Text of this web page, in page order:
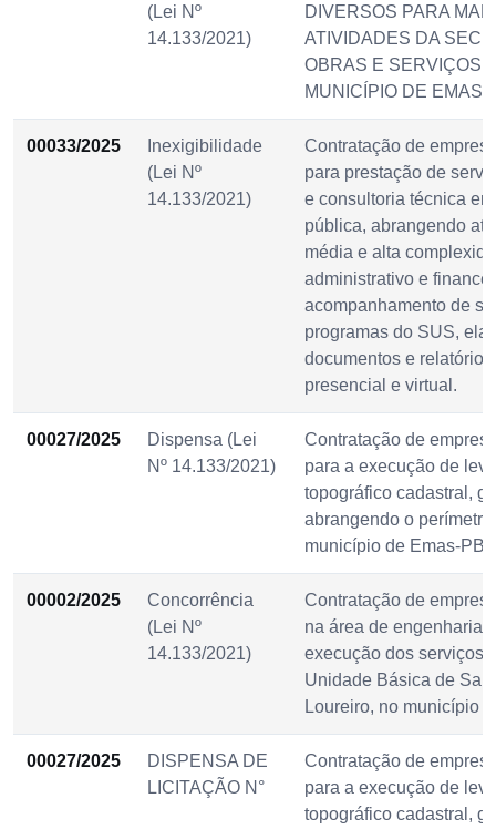
(Lei Nº
14.133/2021)
DIVERSOS PARA
ATIVIDADES DA
OBRAS E SERVIÇOS
MUNICÍPIO DE
00033/2025
Inexigibilidade
(Lei Nº
14.133/2021)
Contratação de
para prestação de
e consultoria técnica
pública, abrangendo
média e alta
administrativo e
acompanhamento de
programas do SUS,
documentos e
presencial e virtual.
00027/2025
Dispensa (Lei
Nº 14.133/2021)
Contratação de
para a execução de
topográfico cadastral,
abrangendo o
município de Emas-PB.
00002/2025
Concorrência
(Lei Nº
14.133/2021)
Contratação de
na área de engenharia
execução dos serviços
Unidade Básica de
Loureiro, no município
00027/2025
DISPENSA DE
LICITAÇÃO N°
Contratação de
para a execução de
topográfico cadastral,